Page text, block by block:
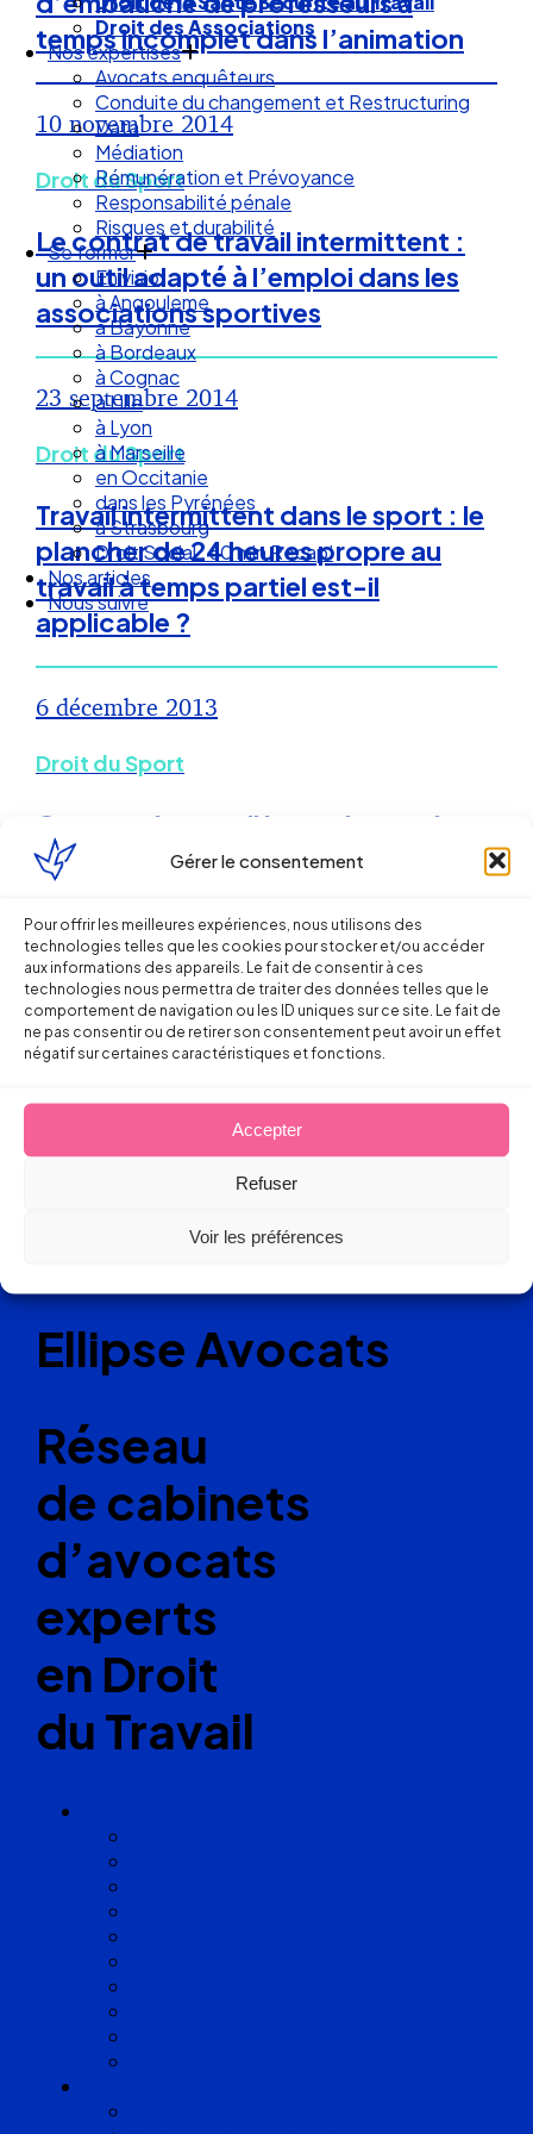
Gérer le consentement
Pour offrir les meilleures expériences, nous utilisons des
technologies telles que les cookies pour stocker et/ou accéder
aux informations des appareils. Le fait de consentir à ces
technologies nous permettra de traiter des données telles que le
comportement de navigation ou les ID uniques sur ce site. Le fait de
ne pas consentir ou de retirer son consentement peut avoir un effet
négatif sur certaines caractéristiques et fonctions.
Accepter
Refuser
Voir les préférences
Droit des Associations
Nos expertises
Avocats enquêteurs
Conduite du changement et Restructuring
Data
Médiation
Rémunération et Prévoyance
Responsabilité pénale
Risques et durabilité
Se former
En visio
à Angouleme
à Bayonne
à Bordeaux
à Cognac
à Lille
à Lyon
à Marseille
en Occitanie
dans les Pyrénées
à Strasbourg
Droit Social : 60 min Recap’
Nos articles
Nous suivre
temps incomplet dans l’animation
10 novembre 2014
Droit du Sport
Le contrat de travail intermittent :
un outil adapté à l’emploi dans les
associations sportives
23 septembre 2014
Droit du Sport
Travail intermittent dans le sport : le
plancher de 24 heures propre au
travail à temps partiel est-il
applicable ?
6 décembre 2013
Droit du Sport
Contrat de travail intermittent dans
le sport : ce qui vient de changer
Florent DOUSSET
21 mai 2013
Ellipse Avocats
Réseau
de cabinets
d’avocats
experts
en Droit
du Travail